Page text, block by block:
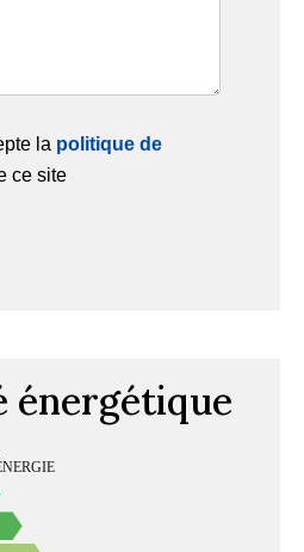
la politique de
ce site
énergétique